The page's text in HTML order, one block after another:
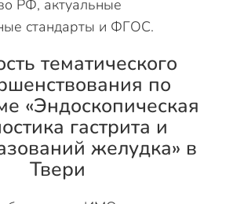
РФ, актуальные
стандарты и ФГОС.
тематического
по
«Эндоскопическая
гастрита и
желудка» в
Твери